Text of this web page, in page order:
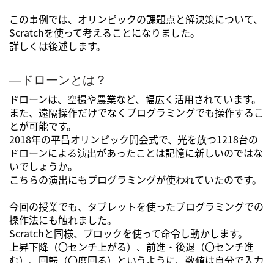
この事例では、オリンピックの課題点と解決策について、
Scratchを使って考えることになりました。
詳しくは後述します。
―ドローンとは？
ドローンは、空撮や農業など、幅広く活用されています。
また、遠隔操作だけでなくプログラミングでも操作するこ
とが可能です。
2018年の平昌オリンピック開会式で、光を放つ1218台の
ドローンによる演出があったことは記憶に新しいのではな
いでしょうか。
こちらの演出にもプログラミングが使われていたのです。
今回の授業でも、タブレットを使ったプログラミングでの
操作法にも触れました。
Scratchと同様、ブロックを使って命令し動かします。
上昇下降（〇センチ上がる）、前進・後退（〇センチ進
む）、回転（〇度回る）というように、数値は自分で入力